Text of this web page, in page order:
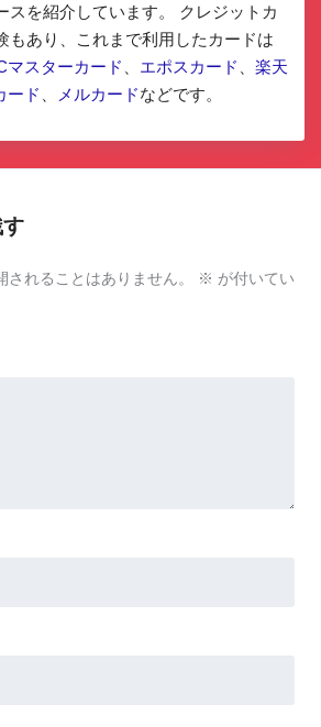
スを紹介しています。 クレジットカ
もあり、これまで利用したカードは
マスターカード エポスカード
楽天
ード メルカードなどです。
されることはありません。 ※ が付いてい